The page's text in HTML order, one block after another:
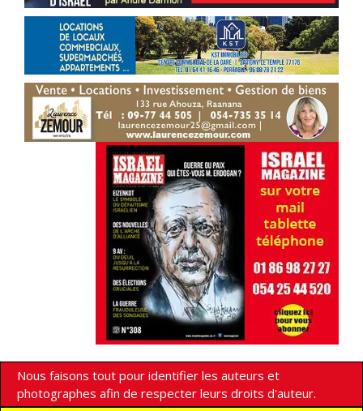
Nous faisons tout pour identifier les auteurs et
photographes afin de respecter leurs droits d'auteur.